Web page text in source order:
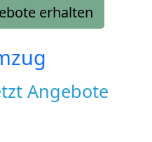
erhalten
Angebote